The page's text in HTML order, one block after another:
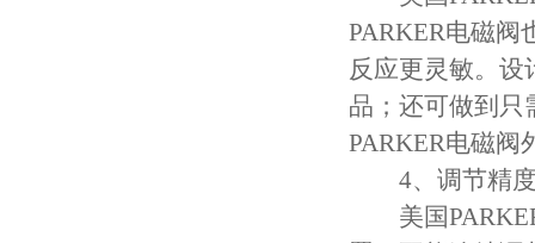
PARKER电磁阀
反应更灵敏。设
品；还可做到只
PARKER电磁阀
4、调节精度
美国PARKER